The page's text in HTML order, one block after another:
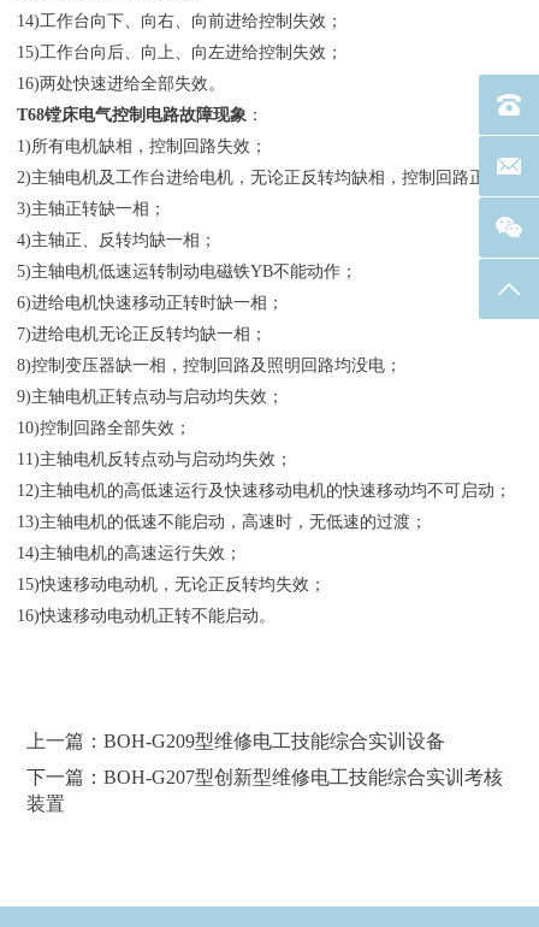
14)工作台向下、向右、向前进给控制失效；
15)工作台向后、向上、向左进给控制失效；
16)两处快速进给全部失效。
T68镗床电气控制电路故障现象 ：
1)所有电机缺相，控制回路失效；
2)主轴电机及工作台进给电机，无论正反转均缺相，控制回路正常；
3)主轴正转缺一相；
4)主轴正、反转均缺一相；
5)主轴电机低速运转制动电磁铁YB不能动作；
6)进给电机快速移动正转时缺一相；
7)进给电机无论正反转均缺一相；
8)控制变压器缺一相，控制回路及照明回路均没电；
9)主轴电机正转点动与启动均失效；
10)控制回路全部失效；
11)主轴电机反转点动与启动均失效；
12)主轴电机的高低速运行及快速移动电机的快速移动均不可启动；
13)主轴电机的低速不能启动，高速时，无低速的过渡；
14)主轴电机的高速运行失效；
15)快速移动电动机，无论正反转均失效；
16)快速移动电动机正转不能启动。
上一篇：BOH-G209型维修电工技能综合实训设备
下一篇：BOH-G207型创新型维修电工技能综合实训考核
装置
电话
联系
返回